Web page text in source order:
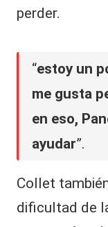
perder.
“estoy un
me gusta
en eso,
ayudar”.
Collet
dificultad de